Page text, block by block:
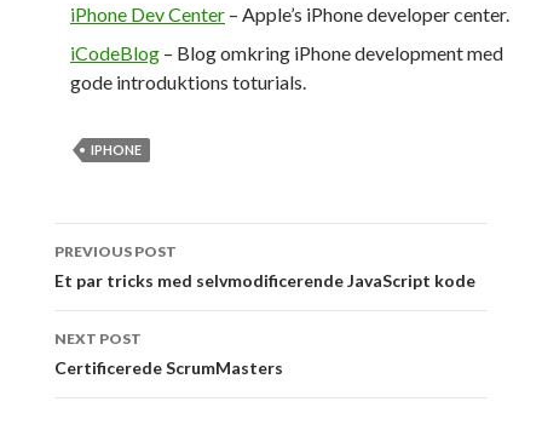
iPhone Dev Center – Apple’s iPhone developer center.
iCodeBlog – Blog omkring iPhone development med
gode introduktions toturials.
IPHONE
Post
navigation
PREVIOUS POST
Et par tricks med selvmodificerende JavaScript kode
NEXT POST
Certificerede ScrumMasters